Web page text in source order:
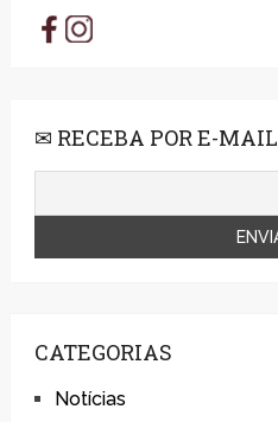
✉ RECEBA POR E-MAIL
CATEGORIAS
Notícias